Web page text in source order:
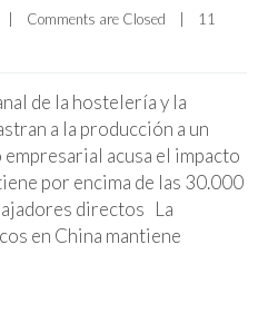
Comments are Closed
11
de la hostelería y la
a la producción a un
acusa el impacto
por encima de las 30.000
directos La
en China mantiene